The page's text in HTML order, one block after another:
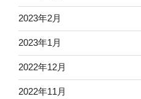
2023年2月
2023年1月
2022年12月
2022年11月